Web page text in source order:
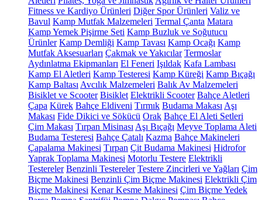
Fitness ve Kardiyo Ürünleri Diğer Spor Ürünleri Valiz ve
Bavul Kamp Mutfak Malzemeleri Termal Çanta Matara
Kamp Yemek Pişirme Seti Kamp Buzluk ve Soğutucu
Ürünler Kamp Demliği Kamp Tavası Kamp Ocağı Kamp
Mutfak Aksesuarları Çakmak ve Yakıcılar Termoslar
Aydınlatma Ekipmanları El Feneri Işıldak Kafa Lambası
Kamp El Aletleri Kamp Testeresi Kamp Küreği Kamp Bıçağı
Kamp Baltası Avcılık Malzemeleri Balık Av Malzemeleri
Bisiklet ve Scooter Bisiklet Elektrikli Scooter Bahçe Aletleri
Çapa Kürek Bahçe Eldiveni Tırmık Budama Makası Aşı
Makası Fide Dikici ve Sökücü Orak Bahçe El Aleti Setleri
Çim Makası Tırpan Misinası Aşı Bıçağı Meyve Toplama Aleti
Budama Testeresi Bahçe Çatalı Kazma Bahçe Makineleri
Çapalama Makinesi Tırpan Çit Budama Makinesi Hidrofor
Yaprak Toplama Makinesi Motorlu Testere Elektrikli
Testereler Benzinli Testereler Testere Zincirleri ve Yağları Çim
Biçme Makinesi Benzinli Çim Biçme Makinesi Elektrikli Çim
Biçme Makinesi Kenar Kesme Makinesi Çim Biçme Yedek